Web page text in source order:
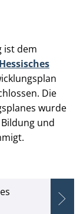
ist dem
Die
wurde
und